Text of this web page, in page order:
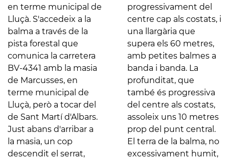
en terme municipal de
Lluçà. S'accedeix a la
balma a través de la
pista forestal que
comunica la carretera
BV-4341 amb la masia
de Marcusses, en
terme municipal de
Lluçà, però a tocar del
de Sant Martí d'Albars.
Just abans d'arribar a
la masia, un cop
descendit el serrat,
progressivament del
centre cap als costats, i
una llargària que
supera els 60 metres,
amb petites balmes a
banda i banda. La
profunditat, que
també és progressiva
del centre als costats,
assoleix uns 10 metres
prop del punt central.
El terra de la balma, no
excessivament humit,